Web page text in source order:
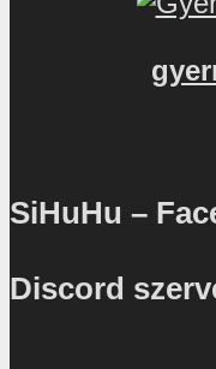
SiHuHu –
Discord